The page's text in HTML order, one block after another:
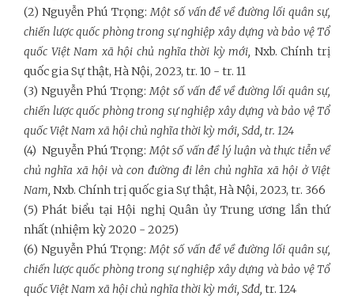
(2) Nguyễn Phú Trọng: Một số vấn đề về đường lối quân sự,
chiến lược quốc phòng trong sự nghiệp xây dựng và bảo vệ Tổ
quốc Việt Nam xã hội chủ nghĩa thời kỳ mới, Nxb. Chính trị
quốc gia Sự thật, Hà Nội, 2023, tr. 10 - tr. 11
(3) Nguyễn Phú Trọng: Một số vấn đề về đường lối quân sự,
chiến lược quốc phòng trong sự nghiệp xây dựng và bảo vệ Tổ
quốc Việt Nam xã hội chủ nghĩa thời kỳ mới, Sdd, tr. 124
(4) Nguyễn Phú Trọng: Một số vấn đề lý luận và thực tiễn về
chủ nghĩa xã hội và con đường đi lên chủ nghĩa xã hội ở Việt
Nam, Nxb. Chính trị quốc gia Sự thật, Hà Nội, 2023, tr. 366
(5) Phát biểu tại Hội nghị Quân ủy Trung ương lần thứ
nhất (nhiệm kỳ 2020 - 2025)
(6) Nguyễn Phú Trọng: Một số vấn đề về đường lối quân sự,
chiến lược quốc phòng trong sự nghiệp xây dựng và bảo vệ Tổ
quốc Việt Nam xã hội chủ nghĩa thời kỳ mới, Sđd, tr. 124